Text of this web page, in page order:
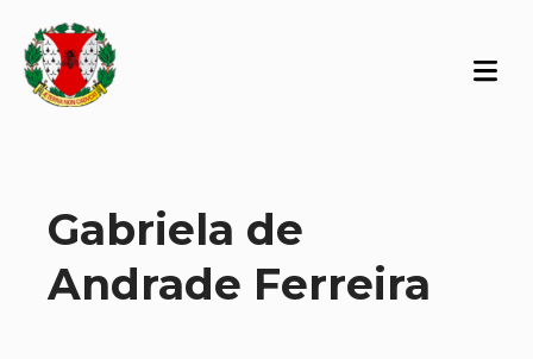
Gabriela de
Andrade Ferreira